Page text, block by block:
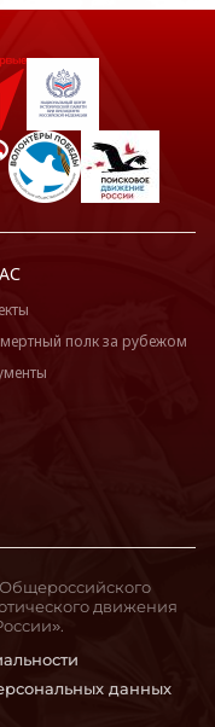
полк за рубежом
данных
движения